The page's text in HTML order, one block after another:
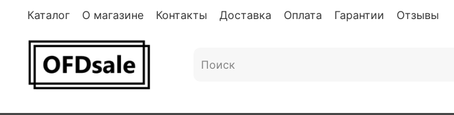
Каталог О магазине Контакты Доставка Оплата Гарантии Отзывы